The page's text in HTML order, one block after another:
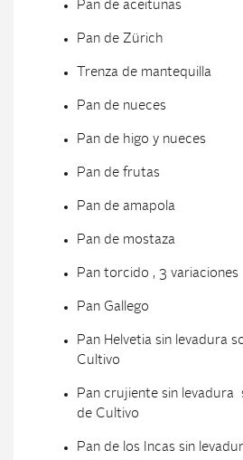
Pan de aceitunas
Pan de Zürich
Trenza de mantequilla
Pan de nueces
Pan de higo y nueces
Pan de frutas
Pan de amapola
Pan de mostaza
Pan torcido , 3 variaciones
Pan Gallego
Pan Helvetia sin levadura
Cultivo
Pan crujiente sin levadura
de Cultivo
Pan de los Incas sin